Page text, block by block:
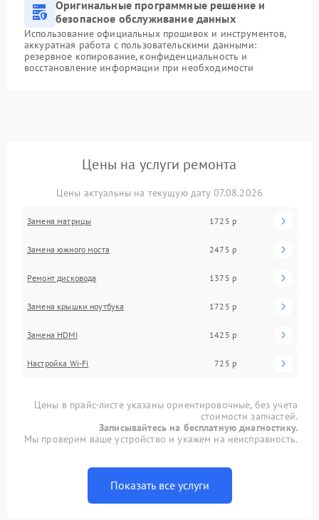
Оригинальные программные решение и
безопасное обслуживание данных
Использование официальных прошивок и инструментов,
аккуратная работа с пользовательскими данными:
резервное копирование, конфиденциальность и
восстановление информации при необходимости
Цены на услуги ремонта
Цены актуальны на текущую дату 07.08.2026
Замена матрицы 1725 р
Замена южного моста 2475 р
Ремонт дисковода 1375 р
Замена крышки ноутбука 1725 р
Замена HDMI 1425 р
Настройка Wi-Fi 725 р
Цены в прайс-листе указаны ориентировочные, без учета
стоимости запчастей.
Записывайтесь на бесплатную диагностику.
Мы проверим ваше устройство и укажем на неисправность.
Показать все услуги